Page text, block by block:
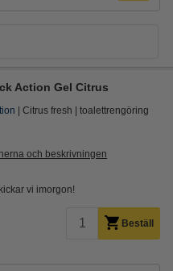
Action Gel Citrus
Citrus fresh
toalettrengöring
och beskrivningen
vi imorgon!
Beställ